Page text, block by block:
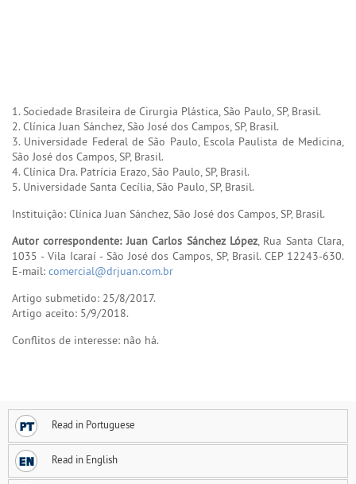
1. Sociedade Brasileira de Cirurgia Plástica, São Paulo, SP, Brasil.
2. Clínica Juan Sánchez, São José dos Campos, SP, Brasil.
3. Universidade Federal de São Paulo, Escola Paulista de Medicina,
São José dos Campos, SP, Brasil.
4. Clínica Dra. Patrícia Erazo, São Paulo, SP, Brasil.
5. Universidade Santa Cecília, São Paulo, SP, Brasil.
Instituição: Clínica Juan Sánchez, São José dos Campos, SP, Brasil.
Autor correspondente: Juan Carlos Sánchez López, Rua Santa Clara,
1035 - Vila Icaraí - São José dos Campos, SP, Brasil. CEP 12243-630.
E-mail: comercial@drjuan.com.br
Artigo submetido: 25/8/2017.
Artigo aceito: 5/9/2018.
Conflitos de interesse: não há.
Read in Portuguese
Read in English